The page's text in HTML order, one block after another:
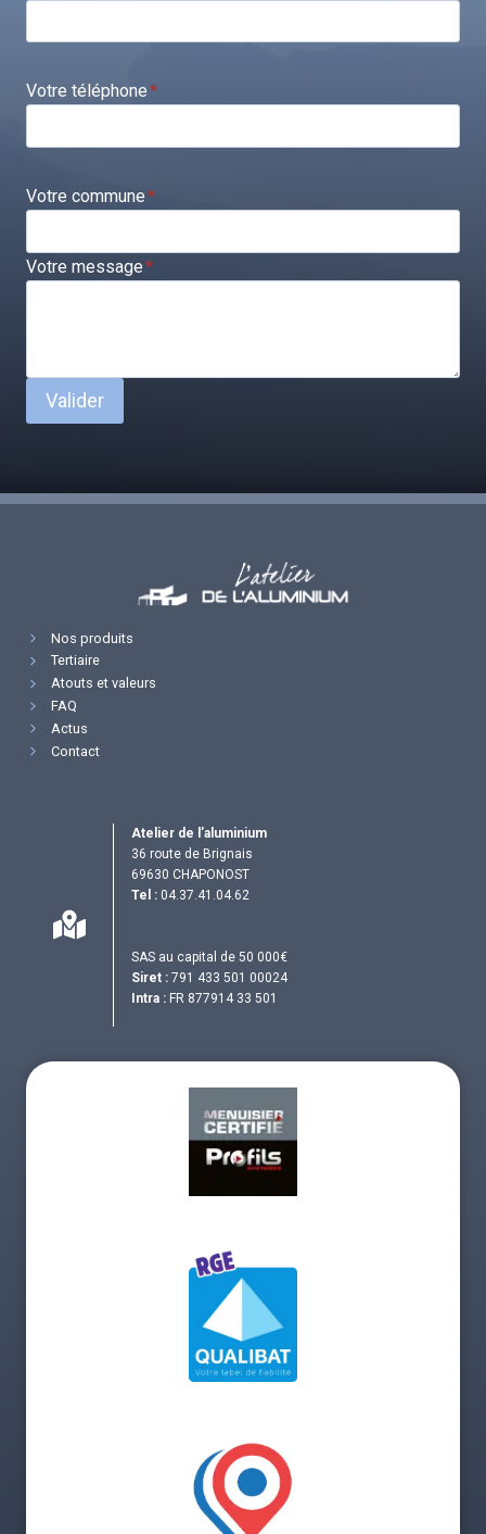
Votre téléphone*
Votre commune*
Votre message*
Valider
Nos produits
Tertiaire
Atouts et valeurs
FAQ
Actus
Contact
Atelier de l’aluminium
36 route de Brignais
69630 CHAPONOST
Tel : 04.37.41.04.62
SAS au capital de 50 000€
Siret : 791 433 501 00024
Intra : FR 877914 33 501